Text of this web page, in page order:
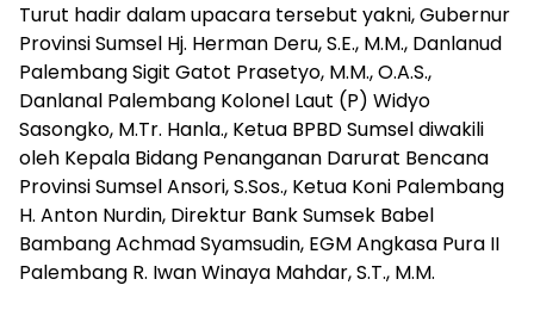
Turut hadir dalam upacara tersebut yakni, Gubernur
Provinsi Sumsel Hj. Herman Deru, S.E., M.M., Danlanud
Palembang Sigit Gatot Prasetyo, M.M., O.A.S.,
Danlanal Palembang Kolonel Laut (P) Widyo
Sasongko, M.Tr. Hanla., Ketua BPBD Sumsel diwakili
oleh Kepala Bidang Penanganan Darurat Bencana
Provinsi Sumsel Ansori, S.Sos., Ketua Koni Palembang
H. Anton Nurdin, Direktur Bank Sumsek Babel
Bambang Achmad Syamsudin, EGM Angkasa Pura II
Palembang R. Iwan Winaya Mahdar, S.T., M.M.